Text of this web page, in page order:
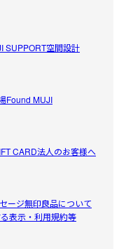
向けのものが多く
SUPPORT空間設計
Found MUJI
CARD法人のお客様へ
ージ無印良品について
表示・利用規約等